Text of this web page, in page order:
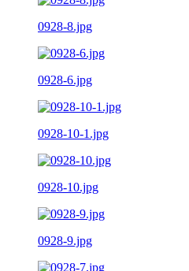
0928-8.jpg
0928-6.jpg
0928-10-1.jpg
0928-10.jpg
0928-9.jpg